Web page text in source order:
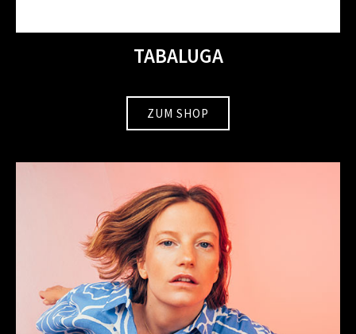
TABALUGA
ZUM SHOP